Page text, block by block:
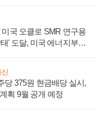
국 오클로 SMR 연구용
' 도달, 미국 에너지부
신
당 375원 현금배당 실시,
획 9월 공개 예정